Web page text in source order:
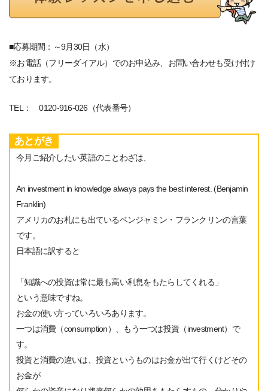
■応募期間：～9月30日（水）
※お電話（フリーダイアル）でのお申込み、お問い合わせも受け付け
ております。
TEL： 0120-916-026（代表番号）
あとがき
今月ご紹介したい英語のことわざは、
An investment in knowledge always pays the best interest. (Benjamin
Franklin)
アメリカのお札にも出ているベンジャミン・フランクリンの言葉
です。
日本語に訳すると
「知識への投資は常に最も高い利息をもたらしてくれる」
という意味ですね。
お金の使い方っていろいろあります。
一つは消費（consumption）、もう一つは投資（investment）で
す。
投資と消費の違いは、投資というものはお金が出て行くけどその
お金が